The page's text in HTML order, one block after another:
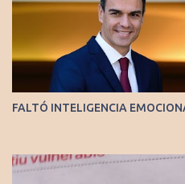
FALTÓ INTELIGENCIA